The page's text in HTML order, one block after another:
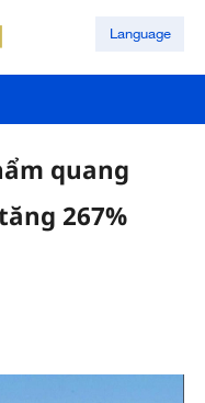
Language
quang
267%